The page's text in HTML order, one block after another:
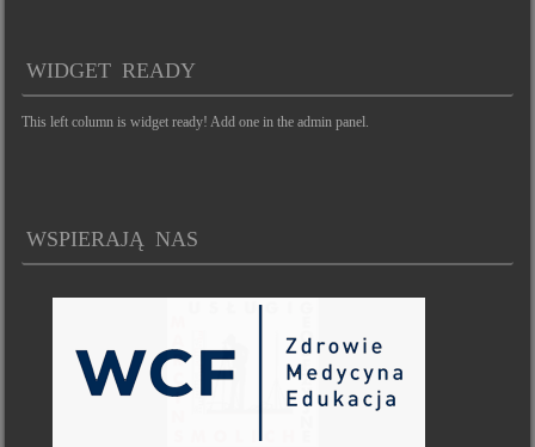
WIDGET READY
This left column is widget ready! Add one in the admin panel.
WSPIERAJĄ NAS